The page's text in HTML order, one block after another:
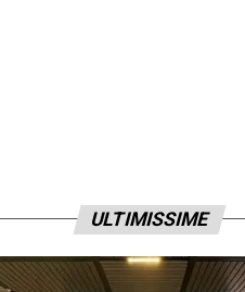
ULTIMISSIME